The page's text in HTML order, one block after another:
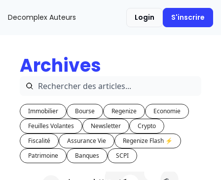
Decomplex Auteurs Login S'inscrire
Archives
Immobilier Bourse Regenize
Economie
Feuilles Volantes
Newsletter
Crypto
Fiscalité
Assurance Vie
Regenize Flash ⚡️
Patrimoine
Banques SCPI